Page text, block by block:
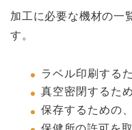
加工に必要な機材の一
す。
ラベル印刷する
真空密閉するため
保存するための、